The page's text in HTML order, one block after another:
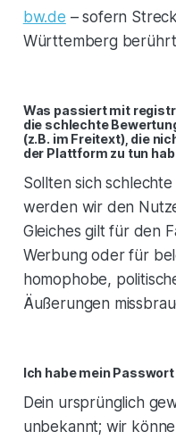
bw.de – sofern
Württemberg
Was passiert mit
die schlechte
(z.B. im Freitext), die
der Plattform zu tun
Sollten sich
werden wir den
Gleiches gilt für den
Werbung oder für
homophobe,
Äußerungen
Ich habe mein
Dein ursprünglich
unbekannt; wir